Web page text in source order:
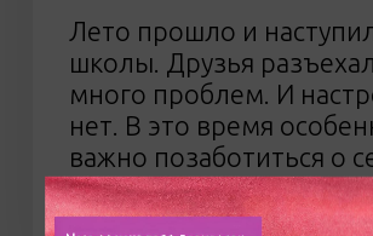
Лето прошло и
школы. Друзья
много проблем. И
нет. В это время
важно позаботиться о
запастись силами на
Чтобы поддержать…